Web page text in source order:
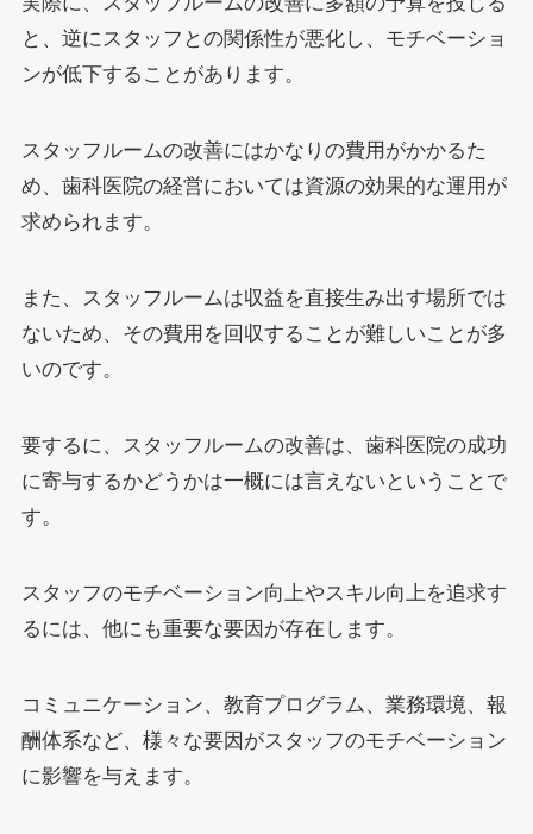
と、逆にスタッフとの関係性が悪化し、モチベーショ
ンが低下することがあります。
スタッフルームの改善にはかなりの費用がかかるた
め、歯科医院の経営においては資源の効果的な運用が
求められます。
また、スタッフルームは収益を直接生み出す場所では
ないため、その費用を回収することが難しいことが多
いのです。
要するに、スタッフルームの改善は、歯科医院の成功
に寄与するかどうかは一概には言えないということで
す。
スタッフのモチベーション向上やスキル向上を追求す
るには、他にも重要な要因が存在します。
コミュニケーション、教育プログラム、業務環境、報
酬体系など、様々な要因がスタッフのモチベーション
に影響を与えます。